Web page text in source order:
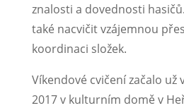
znalosti a dovednosti
také nacvičit vzájemnou
koordinaci složek.
Víkendové cvičení začalo už
2017 v kulturním domě v